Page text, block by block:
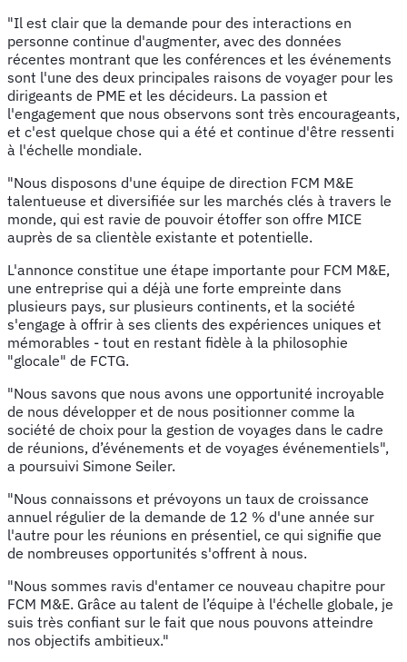
"Il est clair que la demande pour des interactions en
personne continue d'augmenter, avec des données
récentes montrant que les conférences et les événements
sont l'une des deux principales raisons de voyager pour les
dirigeants de PME et les décideurs. La passion et
l'engagement que nous observons sont très encourageants,
et c'est quelque chose qui a été et continue d'être ressenti
à l'échelle mondiale.
"Nous disposons d'une équipe de direction FCM M&E
talentueuse et diversifiée sur les marchés clés à travers le
monde, qui est ravie de pouvoir étoffer son offre MICE
auprès de sa clientèle existante et potentielle.
L'annonce constitue une étape importante pour FCM M&E,
une entreprise qui a déjà une forte empreinte dans
plusieurs pays, sur plusieurs continents, et la société
s'engage à offrir à ses clients des expériences uniques et
mémorables - tout en restant fidèle à la philosophie
"glocale" de FCTG.
"Nous savons que nous avons une opportunité incroyable
de nous développer et de nous positionner comme la
société de choix pour la gestion de voyages dans le cadre
de réunions, d’événements et de voyages événementiels",
a poursuivi Simone Seiler.
"Nous connaissons et prévoyons un taux de croissance
annuel régulier de la demande de 12 % d'une année sur
l'autre pour les réunions en présentiel, ce qui signifie que
de nombreuses opportunités s'offrent à nous.
"Nous sommes ravis d'entamer ce nouveau chapitre pour
FCM M&E. Grâce au talent de l’équipe à l'échelle globale, je
suis très confiant sur le fait que nous pouvons atteindre
nos objectifs ambitieux."